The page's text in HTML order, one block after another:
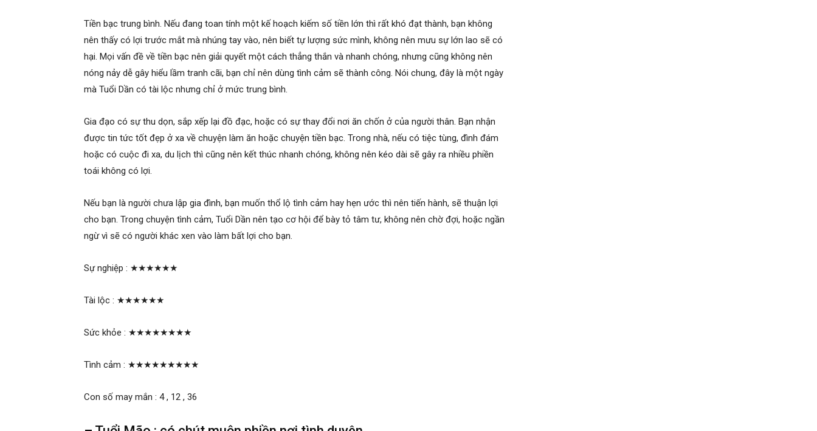
Tiền bạc trung bình. Nếu đang toan tính một kế hoạch kiếm số tiền lớn thì rất khó đạt thành, bạn không
nên thấy có lợi trước mắt mà nhúng tay vào, nên biết tự lượng sức mình, không nên mưu sự lớn lao sẽ có
hại. Mọi vấn đề về tiền bạc nên giải quyết một cách thẳng thắn và nhanh chóng, nhưng cũng không nên
nóng nảy dễ gây hiểu lầm tranh cãi, bạn chỉ nên dùng tình cảm sẽ thành công. Nói chung, đây là một ngày
mà Tuổi Dần có tài lộc nhưng chỉ ở mức trung bình.
Gia đạo có sự thu dọn, sắp xếp lại đồ đạc, hoặc có sự thay đổi nơi ăn chốn ở của người thân. Bạn nhận
được tin tức tốt đẹp ở xa về chuyện làm ăn hoặc chuyện tiền bạc. Trong nhà, nếu có tiệc tùng, đình đám
hoặc có cuộc đi xa, du lịch thì cũng nên kết thúc nhanh chóng, không nên kéo dài sẽ gây ra nhiều phiền
toái không có lợi.
Nếu bạn là người chưa lập gia đình, bạn muốn thổ lộ tình cảm hay hẹn ước thì nên tiến hành, sẽ thuận lợi
cho bạn. Trong chuyện tình cảm, Tuổi Dần nên tạo cơ hội để bày tỏ tâm tư, không nên chờ đợi, hoặc ngần
ngừ vì sẽ có người khác xen vào làm bất lợi cho bạn.
Sự nghiệp : ★★★★★★
Tài lộc : ★★★★★★
Sức khỏe : ★★★★★★★★
Tình cảm : ★★★★★★★★★
Con số may mắn : 4 , 12 , 36